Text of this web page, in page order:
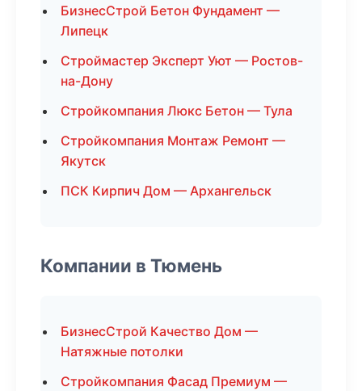
БизнесСтрой Бетон Фундамент —
Липецк
Строймастер Эксперт Уют — Ростов-
на-Дону
Стройкомпания Люкс Бетон — Тула
Стройкомпания Монтаж Ремонт —
Якутск
ПСК Кирпич Дом — Архангельск
Компании в Тюмень
БизнесСтрой Качество Дом —
Натяжные потолки
Стройкомпания Фасад Премиум —